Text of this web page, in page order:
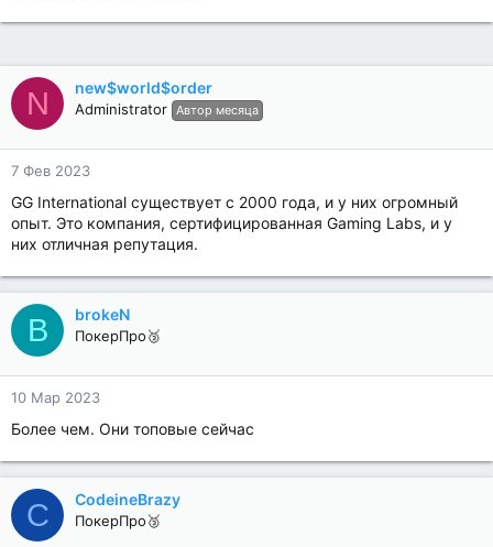
N new$world$order
Administrator Автор месяца
7 Фев 2023
GG International существует с 2000 года, и у них огромный
опыт. Это компания, сертифицированная Gaming Labs, и у
них отличная репутация.
B brokeN
ПокерПро🥉
10 Мар 2023
Более чем. Они топовые сейчас
C CodeineBrazy
ПокерПро🥉